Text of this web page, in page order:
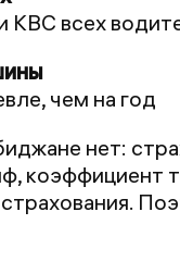
всех
чем на год
нет: